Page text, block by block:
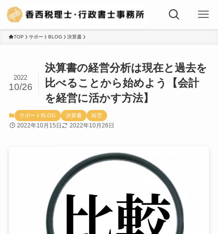
TOP サポートBLOG 決算書
決算書の経営分析は現在と過去を
比べることから始めよう【会計
を経営に活かす方法】
2022
10/26
サポートBLOG 決算書 経営
2022年10月15日 2022年10月26日